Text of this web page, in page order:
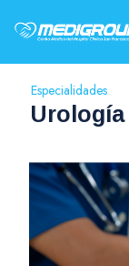
Especialidades
Urología